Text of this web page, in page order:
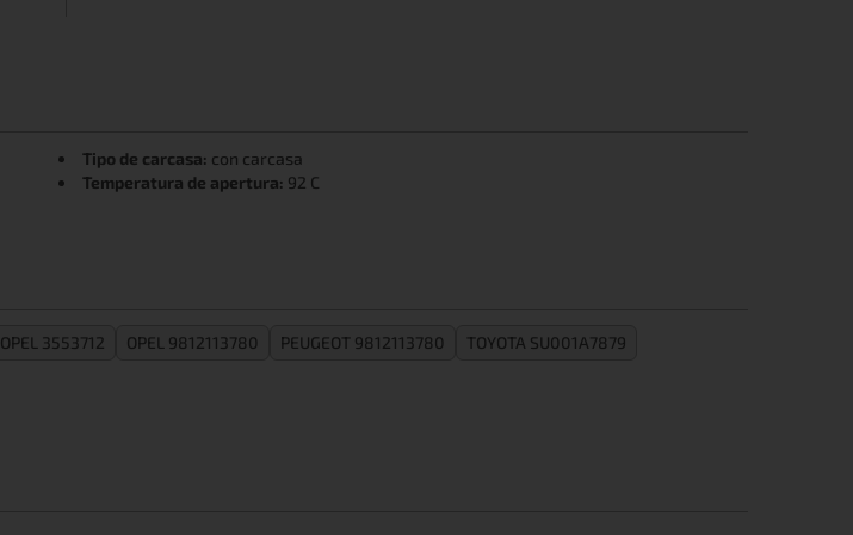
Tipo de carcasa: con carcasa
Temperatura de apertura: 92 C
OPEL 3553712 OPEL 9812113780 PEUGEOT 9812113780
TOYOTA SU001A7879